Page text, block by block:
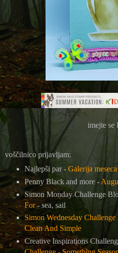
imejte se
voščilnico prijavljam:
Najlepši par - Galerija
Penny Black and more -
Simon Monday Challenge
For- sea, sail
Simon Wednesday
Clean And Simple
Creative Inspirations